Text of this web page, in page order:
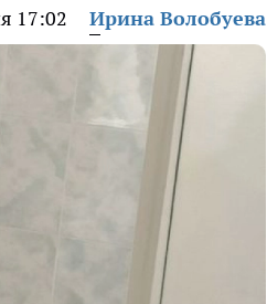
17:02 Ирина Волобуева